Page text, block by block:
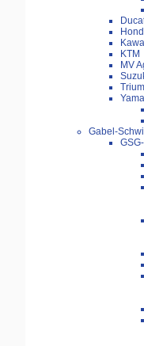
KTM
MV
Gabel-